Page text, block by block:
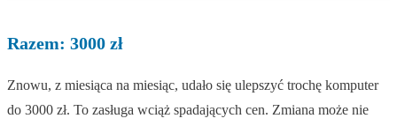
Razem: 3000 zł
Znowu, z miesiąca na miesiąc, udało się ulepszyć trochę komputer
do 3000 zł. To zasługa wciąż spadających cen. Zmiana może nie